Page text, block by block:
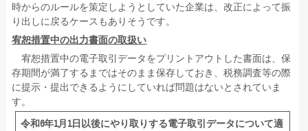
時からのルールを策定しようとしていた企業は、改正によって振
り出しに戻るケースもありそうです。
宥恕措置中の出力書面の取扱い
宥恕措置中の電子取引データをプリントアウトした書面は、保
存期間が満了するまではそのまま保存しておき、税務調査等の際
に提示・提出できるようにしていれば問題はないとされていま
す。
令和6年1月1日以後にやり取りする電子取引データについて適